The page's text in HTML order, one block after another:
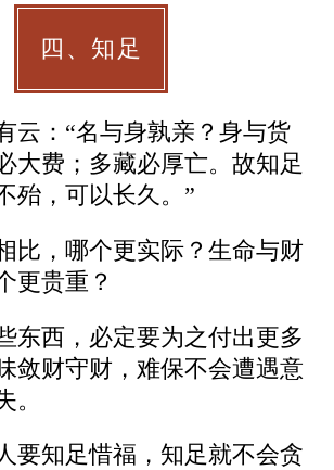
四、知足
云：“名与身孰亲？身与货
大费；多藏必厚亡。故知足
殆，可以长久。”
比，哪个更实际？生命与财
更贵重？
东西，必定要为之付出更多
敛财守财，难保不会遭遇意
。
要知足惜福，知足就不会贪